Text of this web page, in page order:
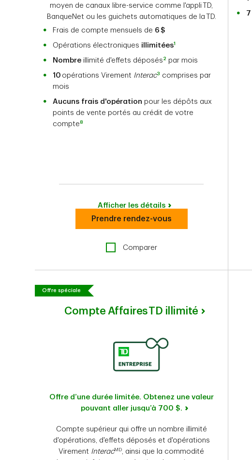
moyen de canaux libre-service comme l'appli TD,
BanqueNet ou les guichets automatiques de la TD.
Frais de compte mensuels de 6 $
Opérations électroniques illimitées1
Nombre illimité d'effets déposés 2 par mois
10 opérations Virement Interac3 comprises par
mois
Aucuns frais d'opération pour les dépôts aux
points de vente portés au crédit de votre
compte8
Afficher les détails
Prendre rendez-vous
Comparer
7
Offre spéciale
Compte Affaires TD illimité
Offre d’une durée limitée. Obtenez une valeur
pouvant aller jusqu’à 700 $.
Compte supérieur qui offre un nombre illimité
d'opérations, d'effets déposés et d'opérations
Virement InteracMD, ainsi que la commodité